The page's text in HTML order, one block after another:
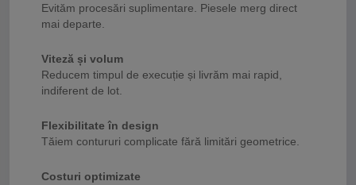
Evităm procesări suplimentare. Piesele merg direct
mai departe.
Viteză și volum
Reducem timpul de execuție și livrăm mai rapid,
indiferent de lot.
Flexibilitate în design
Tăiem contururi complicate fără limitări geometrice.
Costuri optimizate